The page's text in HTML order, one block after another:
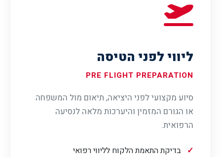
ליווי לפני הטיסה
PRE FLIGHT PREPARATION
סיוע מקצועי לפני היציאה, תיאום מול המשפחה
או הגורם המזמין והיערכות מלאה לנסיעה
הרפואית.
בדיקת התאמת הלקוח לליווי רפואי